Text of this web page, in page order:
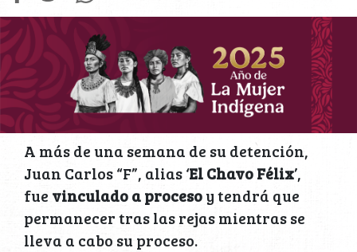
A más de una semana de su detención,
Juan Carlos “F”, alias ‘El Chavo Félix’,
fue vinculado a procesoy tendrá que
permanecer tras las rejas mientras se
lleva a cabo su proceso.